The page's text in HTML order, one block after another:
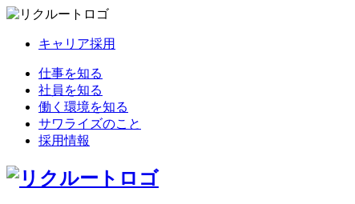
キャリア採用
仕事を知る
社員を知る
働く環境を知る
サワライズのこと
採用情報